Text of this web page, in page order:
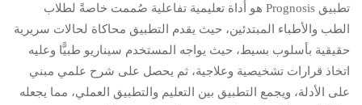
تطبيق Prognosis هو أداة تعليمية تفاعلية صُممت خاصةً لطلاب
الطب والأطباء المبتدئين، حيث يقدم التطبيق محاكاة لحالات سريرية
حقيقية بأسلوب بسيط، حيث يواجه المستخدم سيناريو طبيًّا وعليه
اتخاذ قرارات تشخيصية وعلاجية، ثم يحصل على شرح علمي مبني
على الأدلة، ويجمع التطبيق بين التعليم والتطبيق العملي، مما يجعله